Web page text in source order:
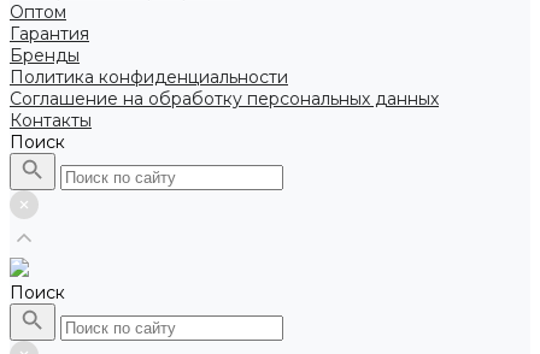
Оптом
Гарантия
Бренды
Политика конфиденциальности
Соглашение на обработку персональных данных
Контакты
Поиск
Поиск